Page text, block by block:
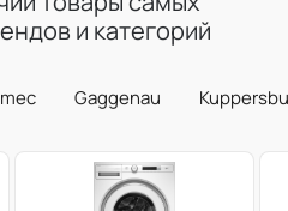
и категорий
Gaggenau